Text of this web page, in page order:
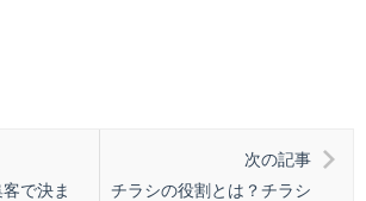
で決ま
次の記事
チラシの役割とは？チラシ